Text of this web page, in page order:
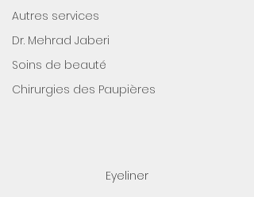
Autres services
Dr. Mehrad Jaberi
Soins de beauté
Chirurgies des Paupières
Eyeliner